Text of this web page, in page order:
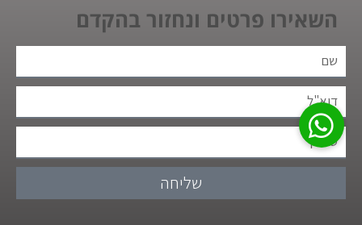
השאירו פרטים ונחזור בהקדם
שליחה